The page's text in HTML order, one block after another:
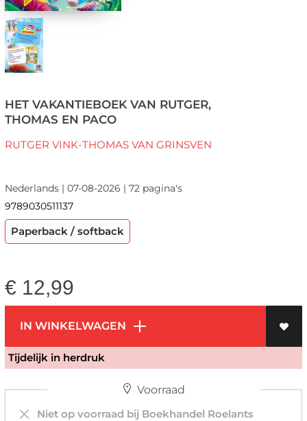
HET VAKANTIEBOEK VAN RUTGER,
THOMAS EN PACO
RUTGER VINK-THOMAS VAN GRINSVEN
Nederlands | 07-08-2026 | 72 pagina's
9789030511137
Paperback / softback
€ 12,99
IN WINKELWAGEN
Tijdelijk in herdruk
Voorraad
Niet op voorraad bij Boekhandel Roelants